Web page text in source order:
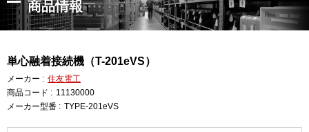
商品情報
単心融着接続機（T-201eVS）
メーカー : 住友電工
商品コード : 11130000
メーカー型番 : TYPE-201eVS